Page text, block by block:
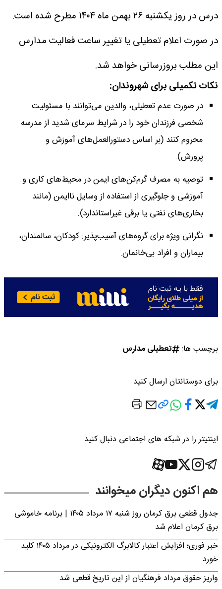
درس در روز یکشنبه ۲۶ بهمن ماه ۱۴۰۴ مطرح شده است.
در صورت اعلام تعطیلی یا تغییر ساعت فعالیت مدارس
این مطلب بروزرسانی خواهد شد.
نکات تکمیلی برای شهروندان:
در صورت عدم تعطیلی، والدین می‌توانند با مسئولیت
شخصی فرزندان خود را در شرایط سرمای شدید از مدرسه
محروم کنند (بر اساس دستورالعمل‌های آموزش و
پرورش).
توصیه به مصرف گرم‌کن‌های ایمن در محیط‌های کاری و
آموزشی و جلوگیری از استفاده از وسایل ناایمن (مانند
بخاری‌های نفتی یا برقی غیراستاندارد).
نگرانی ویژه برای گروه‌های آسیب‌پذیر: کودکان، سالمندان،
بیماران و افراد بی‌خانمان.
برچسب ها: تعطیلی مدارس
برای دوستانتان ارسال کنید
اینتیتر را در شبکه های اجتماعی دنبال کنید
هم اکنون دیگران میخوانند
جدول قطعی برق کرمان روز شنبه ۱۷ مرداد ۱۴۰۵ | برنامه خاموشی
برق کرمان اعلام شد
خبر فوری؛ افزایش اعتبار کالابرگ الکترونیکی در مرداد ۱۴۰۵ کلید
خورد
واریز حقوق مرداد فرهنگیان از این تاریخ قطعی شد